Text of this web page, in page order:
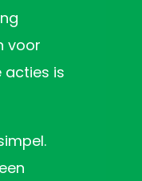
voor
acties is